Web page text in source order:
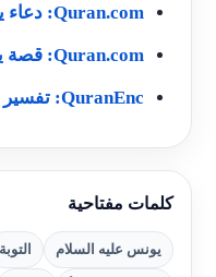
Quran.com: دعاء يونس عليه السلام
Quran.com: قصة يونس في سورة الصافات
QuranEnc: تفسير معاني الآيات
كلمات مفتاحية
يونس عليه السلام التوبة